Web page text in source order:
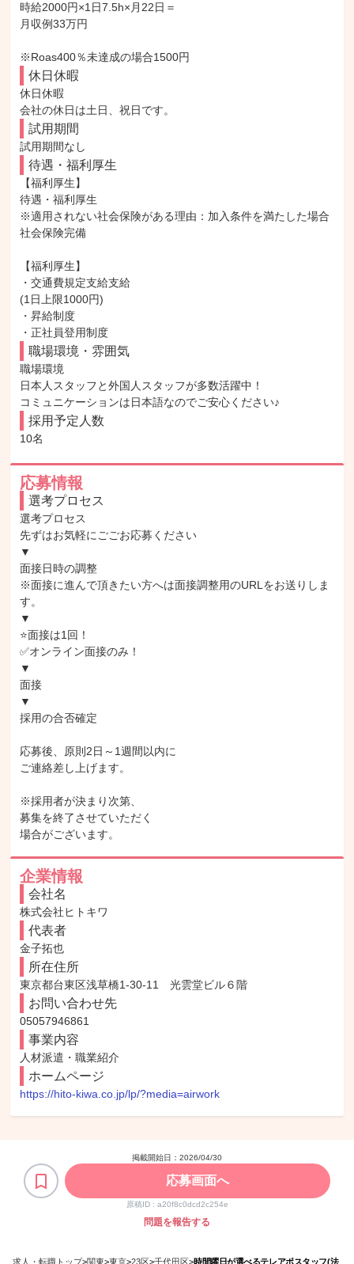
時給2000円×1日7.5h×月22日＝
月収例33万円
※Roas400％未達成の場合1500円
休日休暇
休日休暇
会社の休日は土日、祝日です。
試用期間
試用期間なし
待遇・福利厚生
【福利厚生】
待遇・福利厚生
※適用されない社会保険がある理由：加入条件を満たした場合
社会保険完備
【福利厚生】
・交通費規定支給支給
(1日上限1000円)
・昇給制度
・正社員登用制度
職場環境・雰囲気
職場環境
日本人スタッフと外国人スタッフが多数活躍中！
コミュニケーションは日本語なのでご安心ください♪
採用予定人数
10名
応募情報
選考プロセス
選考プロセス
先ずはお気軽にごごお応募ください
▼
面接日時の調整
※面接に進んで頂きたい方へは面接調整用のURLをお送りしま
す。
▼
⭐面接は1回！
✅オンライン面接のみ！
▼
面接
▼
採用の合否確定
応募後、原則2日～1週間以内に
ご連絡差し上げます。
※採用者が決まり次第、
募集を終了させていただく
場合がございます。
企業情報
会社名
株式会社ヒトキワ
代表者
金子拓也
所在住所
東京都台東区浅草橋1-30-11　光雲堂ビル６階
お問い合わせ先
05057946861
事業内容
人材派遣・職業紹介
ホームページ
https://hito-kiwa.co.jp/lp/?media=airwork
掲載開始日： 2026/04/30
応募画面へ
原稿ID : a20f8c0dcd2c254e
問題を報告する
求人・転職トップ>関東>東京>23区>千代田区>時間曜日が選べるテレアポスタッフ(法